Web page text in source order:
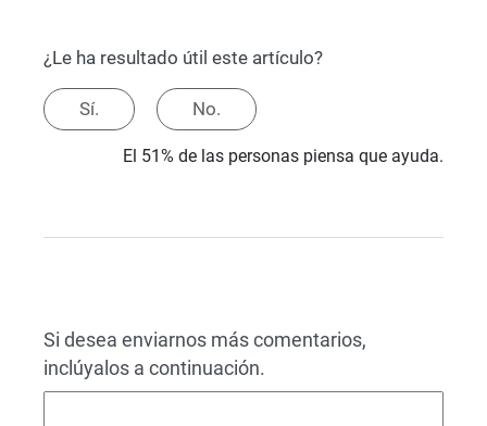
¿Le ha resultado útil este artículo?
Sí. No.
El 51% de las personas piensa que ayuda.
Si desea enviarnos más comentarios,
inclúyalos a continuación.